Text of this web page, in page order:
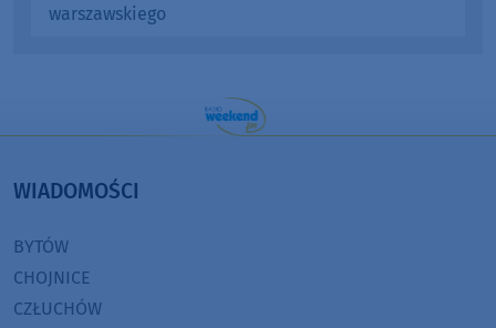
warszawskiego
WIADOMOŚCI
BYTÓW
CHOJNICE
CZŁUCHÓW